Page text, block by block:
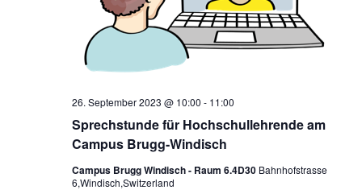
Sprechstunde für Hochschullehrende am
Campus Brugg-Windisch
26. September 2023 @ 10:00 - 11:00
Campus Brugg Windisch - Raum 6.4D30 Bahnhofstrasse
6,Windisch,Switzerland